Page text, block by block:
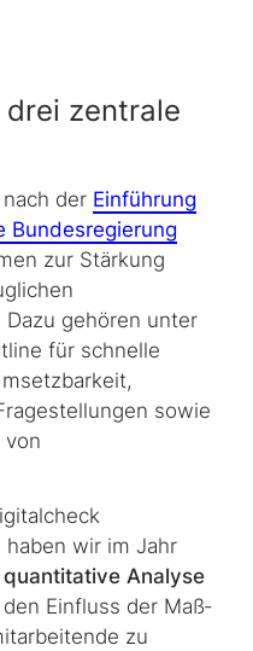
zentrale
der Einführung
Bundesregierung
zur Stärkung
gehören unter
für schnelle
sowie
von
wir im Jahr
Analyse
Einfluss der Maß­
zu